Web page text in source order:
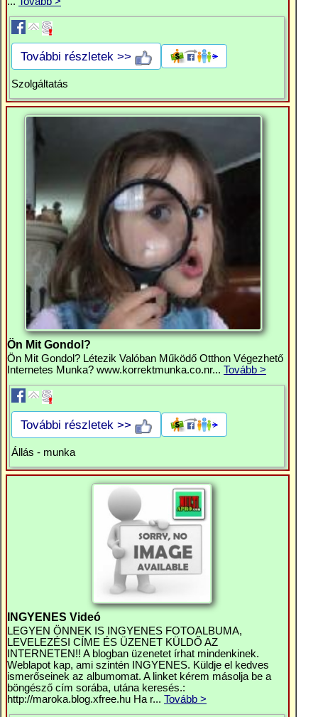
További részletek >>
Szolgáltatás
Ön Mit Gondol?
Ön Mit Gondol? Létezik Valóban Működő Otthon Végezhető
Internetes Munka? www.korrektmunka.co.nr... Tovább >
További részletek >>
Állás - munka
INGYENES Videó
LEGYEN ÖNNEK IS INGYENES FOTOALBUMA,
LEVELEZÉSI CÍME ÉS ÜZENET KÜLDŐ AZ
INTERNETEN!! A blogban üzenetet írhat mindenkinek.
Weblapot kap, ami szintén INGYENES. Küldje el kedves
ismerőseinek az albumomat. A linket kérem másolja be a
böngésző cím sorába, utána keresés.:
http://maroka.blog.xfree.hu Ha r... Tovább >